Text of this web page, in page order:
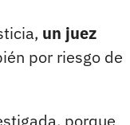
un juez
por riesgo de